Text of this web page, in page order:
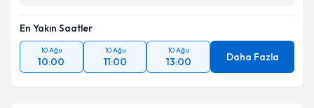
En Yakın Saatler
10 Ağu
10:00
10 Ağu
11:00
10 Ağu
13:00 Daha Fazla